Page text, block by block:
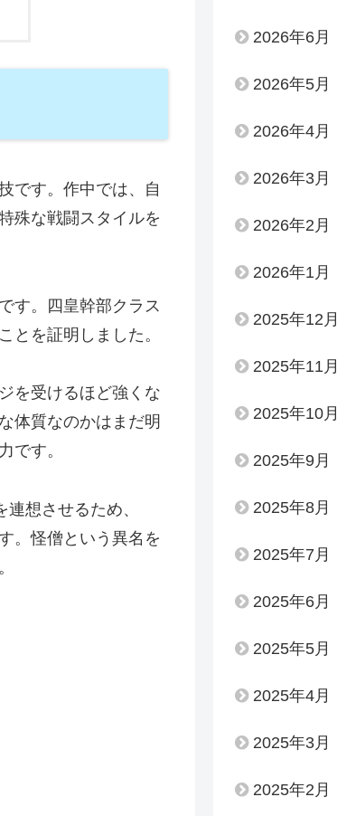
です。作中では、自
殊な戦闘スタイルを
す。四皇幹部クラス
とを証明しました。
を受けるほど強くな
体質なのかはまだ明
です。
想させるため、
。怪僧という異名を
2026年6月
2026年5月
2026年4月
2026年3月
2026年2月
2026年1月
2025年12月
2025年11月
2025年10月
2025年9月
2025年8月
2025年7月
2025年6月
2025年5月
2025年4月
2025年3月
2025年2月